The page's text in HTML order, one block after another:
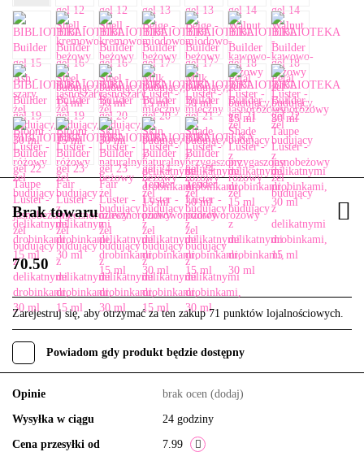
Brak towaru
70.50
Zarejestruj się, aby otrzymać za ten zakup 71 punktów lojalnościowych.
Powiadom gdy produkt będzie dostępny
Opinie brak ocen (dodaj)
Wysyłka w ciągu 24 godziny
Cena przesyłki od 7.99